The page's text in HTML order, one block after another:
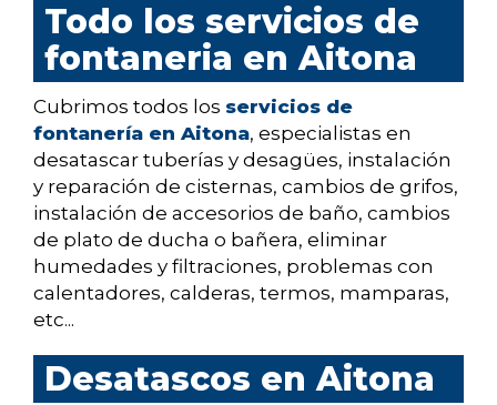
Todo los servicios de
fontaneria en Aitona
Cubrimos todos los servicios de
fontanería en Aitona, especialistas en
desatascar tuberías y desagües, instalación
y reparación de cisternas, cambios de grifos,
instalación de accesorios de baño, cambios
de plato de ducha o bañera, eliminar
humedades y filtraciones, problemas con
calentadores, calderas, termos, mamparas,
etc...
Desatascos en Aitona